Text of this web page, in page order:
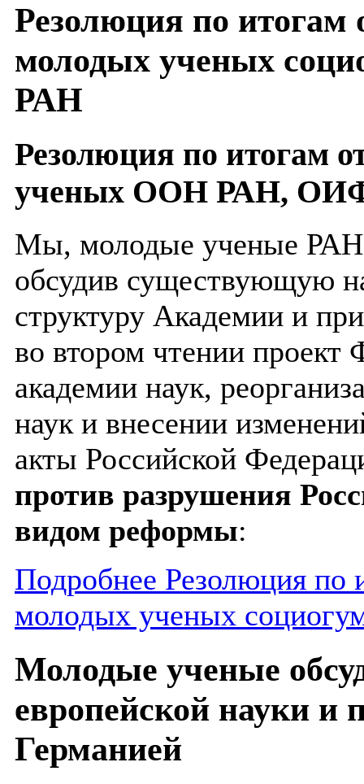
Резолюция по итогам
молодых ученых
РАН
Резолюция по итогам
ученых ООН РАН,
Мы, молодые ученые РАН
обсудив существующую
структуру Академии и
во втором чтении
академии наук,
наук и внесении
акты Российской
против разрушения
видом реформы:
Подробнее Резолюция по
молодых ученых
Молодые ученые
европейской науки и
Германией